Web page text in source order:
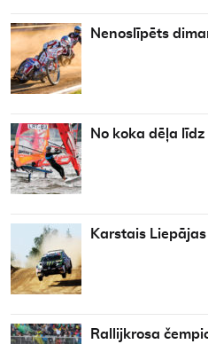
Nenoslīpēts
No koka dēļa
Karstais
Rallijkrosa